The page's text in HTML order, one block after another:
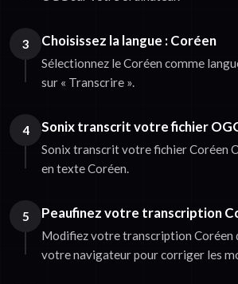
3 Choisissez la langue : Coréen
Sélectionnez le Coréen comme
sur « Transcrire ».
4 Sonix transcrit votre fichier
Sonix transcrit votre fichier Coréen
en texte Coréen.
5 Peaufinez votre transcription
Modifiez votre transcription Coréen
votre navigateur pour corriger les